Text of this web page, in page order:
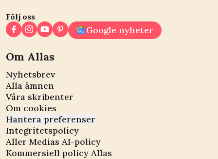
Följ oss
Google nyheter
Om Allas
Nyhetsbrev
Alla ämnen
Våra skribenter
Om cookies
Hantera preferenser
Integritetspolicy
Aller Medias AI-policy
Kommersiell policy Allas